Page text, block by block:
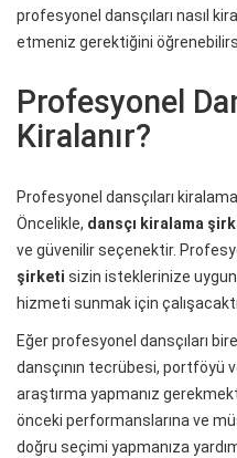
profesyonel dansçıları nasıl
etmeniz gerektiğini
Profesyonel
Kiralanır?
Profesyonel dansçıları
Öncelikle, dansçı kiralama
ve güvenilir seçenektir.
şirketi sizin isteklerinize uygun
hizmeti sunmak için
Eğer profesyonel dansçıları
dansçının tecrübesi, portföyü
araştırma yapmanız
önceki performanslarına ve
doğru seçimi yapmanıza